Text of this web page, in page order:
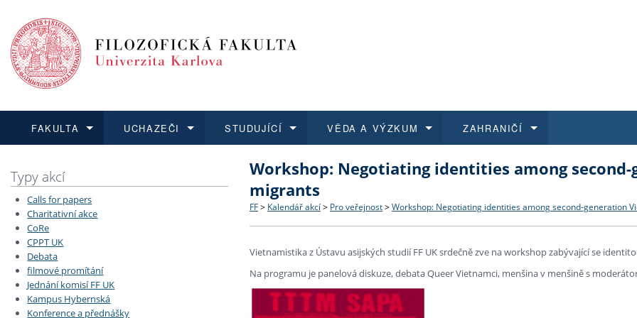
FAKULTA
Dozvědět se více
Struktura a historie
Strategie a další dokumenty
Podpora a benefity pro zaměstnance
Absolventi fakulty
Fakultní školy FF UK
Pro
UCHAZEČI
Podat přihlášku
Co studovat a jak se přihlásit
Učitelské studijní programy
Informace k průběhu přijímacího řízení
STUDUJÍCÍ
Dozvědět se více
Bakalářské a magisterské studium
Doktorské studium
Rigorózní řízení
VĚDA A VÝZKUM
Dozvědět se více
O vědě a výzkumu na FF UK
Akademické kvalifikace
Granty a projekty
ZAHRANIČÍ
Dozvědět se více
Aktuální nabídky a výběrová řízení
Vyjíždějící studenti
Přijíždějící studenti
Vyjíždějící zaměstnanci
Typy akcí
Calls for papers
Charitativní akce
CoRe
CPPT UK
Debata
filmové promítání
Jednání komisí FF UK
Kampus Hybernská
Konference a přednášky
Workshop: Negotiating identities among
migrants
FF > Kalendář akcí > Pro veřejnost > Workshop: Negotiating identities among second-generation
Vietnamistika z Ústavu asijských studií FF UK srdečně zve na workshop zabývající se
Na programu je panelová diskuze, debata Queer Vietnamci, menšina v menšině s